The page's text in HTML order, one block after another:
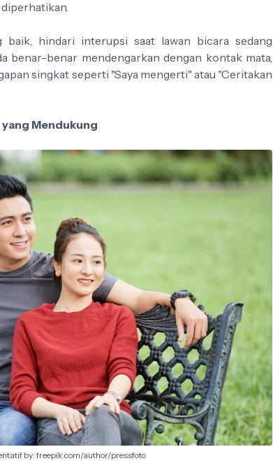
baik, hindari interupsi saat lawan bicara sedang
benar-benar mendengarkan dengan kontak mata,
singkat seperti "Saya mengerti" atau "Ceritakan
yang Mendukung
by: freepik.com/author/pressfoto